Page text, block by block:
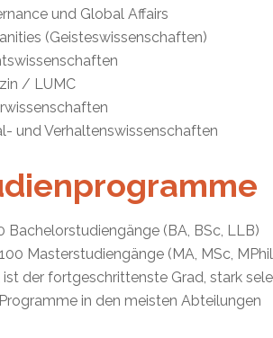
und Global Affairs
(Geisteswissenschaften)
/ LUMC
und Verhaltenswissenschaften
Bachelorstudiengänge (BA, BSc, LLB)
Masterstudiengänge (MA, MSc,
ist der fortgeschrittenste Grad, stark
in den meisten Abteilungen